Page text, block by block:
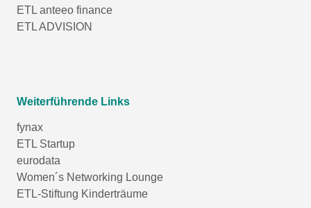
ETL anteeo finance
ETL ADVISION
Weiterführende Links
fynax
ETL Startup
eurodata
Women´s Networking Lounge
ETL-Stiftung Kinderträume